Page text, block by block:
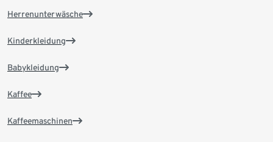
Herrenunterwäsche
Kinderkleidung
Babykleidung
Kaffee
Kaffeemaschinen